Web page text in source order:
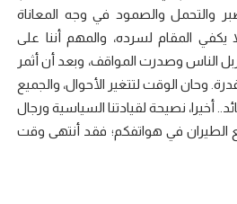
والصمود في وجه المعاناة
المقام لسرده، والمهم أننا على
الناس وصدرت المواقف، وبعد أن أثمر
وحان الوقت لتتغير الأحوال، والجميع
أخيرا، نصيحة لقيادتنا السياسية ورجال
الطيران في هواتفكم؛ فقد أنتهى وقت